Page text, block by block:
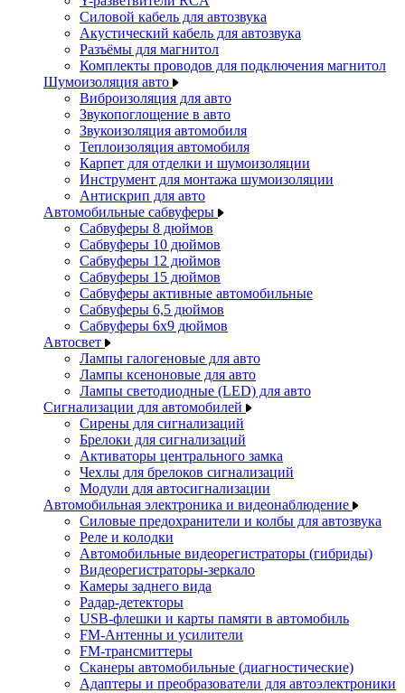
Силовой кабель для автозвука
Акустический кабель для автозвука
Разъёмы для магнитол
Комплекты проводов для подключения магнитол
Шумоизоляция авто
Виброизоляция для авто
Звукопоглощение в авто
Звукоизоляция автомобиля
Теплоизоляция автомобиля
Карпет для отделки и шумоизоляции
Инструмент для монтажа шумоизоляции
Антискрип для авто
Автомобильные сабвуферы
Сабвуферы 8 дюймов
Сабвуферы 10 дюймов
Сабвуферы 12 дюймов
Сабвуферы 15 дюймов
Сабвуферы активные автомобильные
Сабвуферы 6,5 дюймов
Сабвуферы 6x9 дюймов
Автосвет
Лампы галогеновые для авто
Лампы ксеноновые для авто
Лампы светодиодные (LED) для авто
Сигнализации для автомобилей
Сирены для сигнализаций
Брелоки для сигнализаций
Активаторы центрального замка
Чехлы для брелоков сигнализаций
Модули для автосигнализации
Автомобильная электроника и видеонаблюдение
Силовые предохранители и колбы для автозвука
Реле и колодки
Автомобильные видеорегистраторы (гибриды)
Видеорегистраторы-зеркало
Камеры заднего вида
Радар-детекторы
USB-флешки и карты памяти в автомобиль
FM-Антенны и усилители
FM-трансмиттеры
Сканеры автомобильные (диагностические)
Адаптеры и преобразователи для автоэлектроники